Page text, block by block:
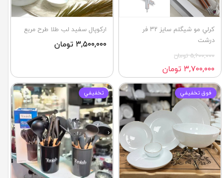
كرلي مو شيگلم سايز ٣٢ فر
درشت
۵,۶۰۰,۰۰۰ تومان
۳,۷۰۰,۰۰۰ تومان
اركوپال سفيد لب طلا طرح مربع
۳,۵۰۰,۰۰۰ تومان
فوق تخفيفي تخفيفي